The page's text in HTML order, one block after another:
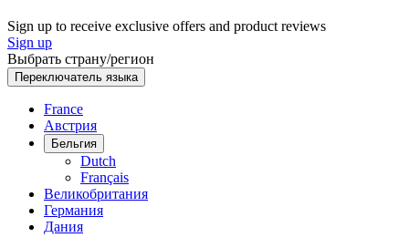
Sign up to receive exclusive offers and product reviews
Sign up
Выбрать страну/регион
Переключатель языка
France
Австрия
Бельгия
Dutch
Français
Великобритания
Германия
Дания